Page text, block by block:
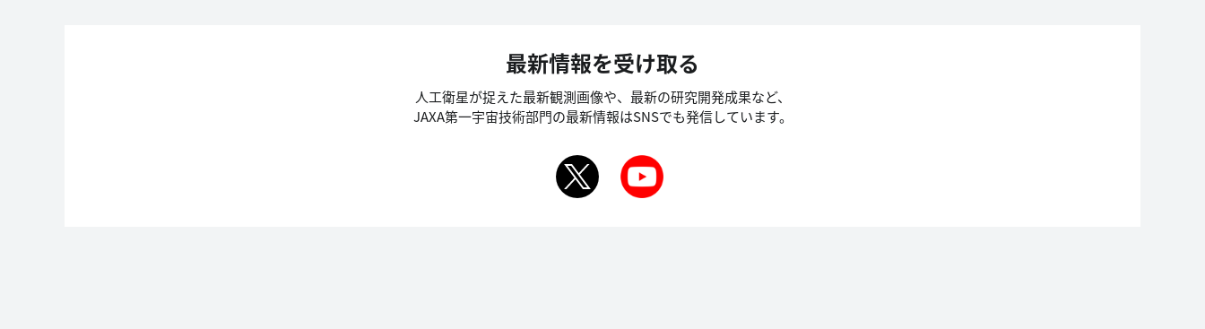
最新情報を受け取る
人工衛星が捉えた最新観測画像や、最新の研究開発成果など、
JAXA第一宇宙技術部門の最新情報はSNSでも発信しています。